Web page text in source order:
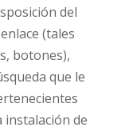
del
(tales
botones),
que le
de